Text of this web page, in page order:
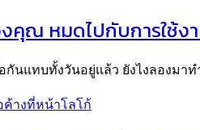
คุณ หมดไปกับการใช้ง
นแทบทั้งวันอยู่แล้ว ยังไงลองมา